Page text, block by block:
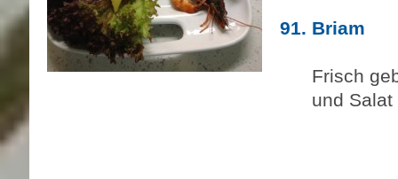
91. Briam
Frisch
und Salat